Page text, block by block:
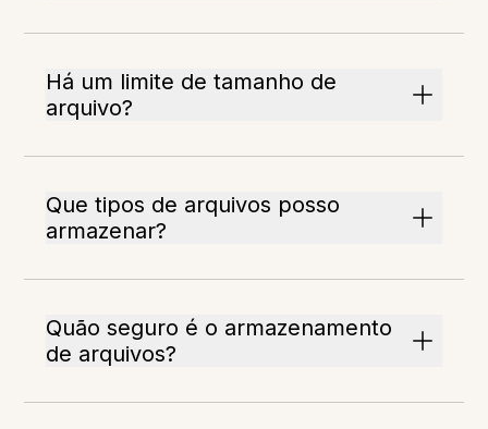
Há um limite de tamanho de
arquivo?
Que tipos de arquivos posso
armazenar?
Quão seguro é o armazenamento
de arquivos?